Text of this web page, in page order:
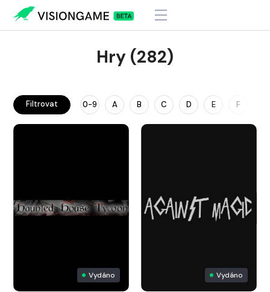
Hry (282)
Filtrovat 0-9 A B C D E F
Vydáno Vydáno